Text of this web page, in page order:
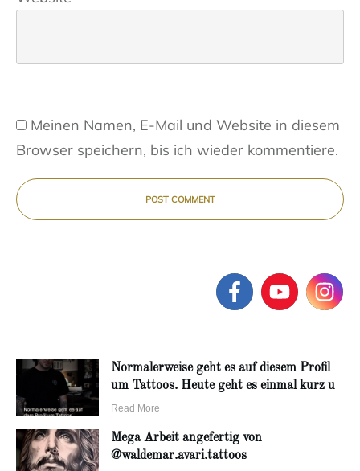
Meinen Namen, E-Mail und Website in diesem
Browser speichern, bis ich wieder kommentiere.
POST COMMENT
Normalerweise geht es auf diesem Profil
um Tattoos. Heute geht es einmal kurz u
Read More
Mega Arbeit angefertig von
@waldemar.avari.tattoos